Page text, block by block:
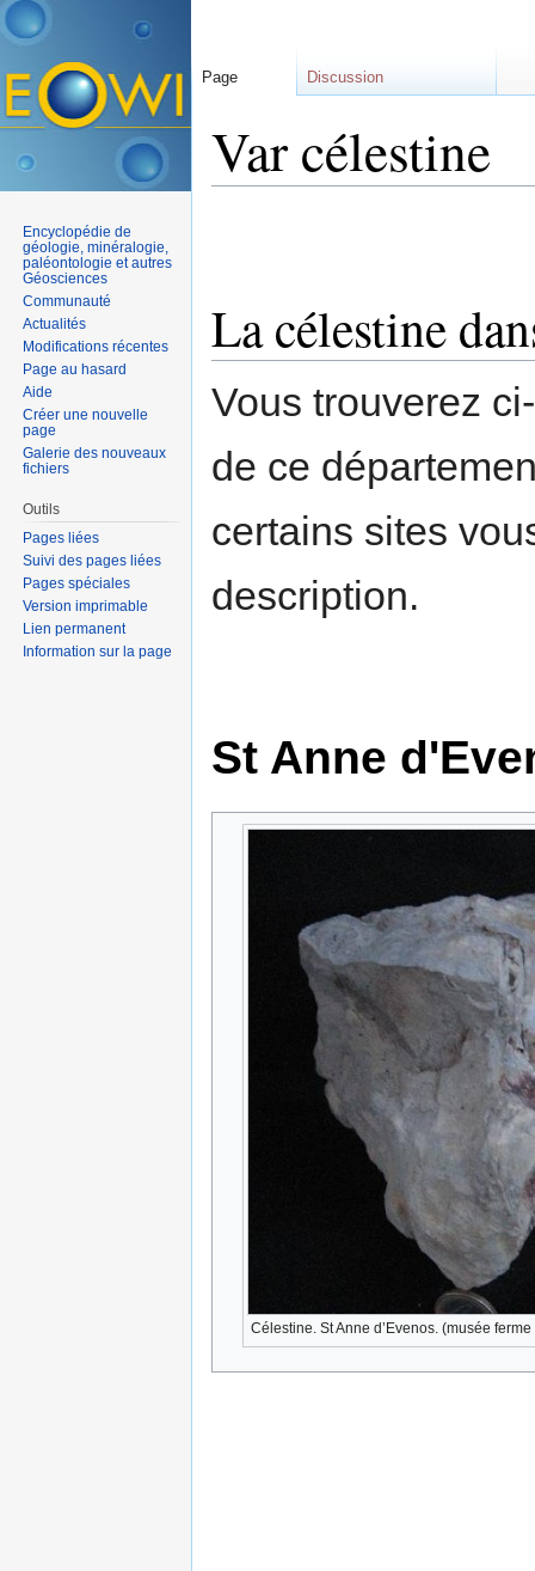
Var célestine
La célestine
Vous trouverez
de ce
certains sites
description.
St Anne
Célestine. St Anne d’Evenos. (musée ferme
Page Discussion
Encyclopédie de
géologie, minéralogie,
paléontologie et autres
Géosciences
Communauté
Actualités
Modifications récentes
Page au hasard
Aide
Créer une nouvelle
page
Galerie des nouveaux
fichiers
Outils
Pages liées
Suivi des pages liées
Pages spéciales
Version imprimable
Lien permanent
Information sur la page